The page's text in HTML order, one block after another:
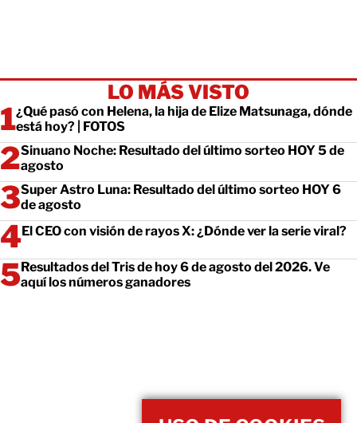
LO MÁS VISTO
¿Qué pasó con Helena, la hija de Elize Matsunaga, dónde
está hoy? | FOTOS
Sinuano Noche: Resultado del último sorteo HOY 5 de
agosto
Super Astro Luna: Resultado del último sorteo HOY 6
de agosto
El CEO con visión de rayos X: ¿Dónde ver la serie viral?
Resultados del Tris de hoy 6 de agosto del 2026. Ve
aquí los números ganadores